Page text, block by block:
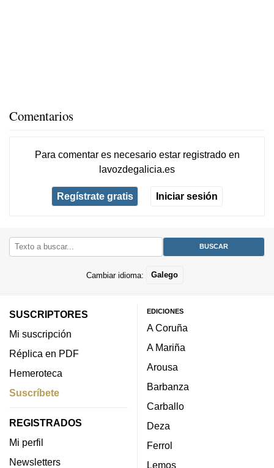
Comentarios
Para comentar es necesario estar registradoen
lavozdegalicia.es
Regístrate gratis Iniciar sesión
Cambiar idioma: Galego
SUSCRIPTORES
Mi suscripción
Réplica en PDF
Hemeroteca
Suscríbete
REGISTRADOS
Mi perfil
Newsletters
EDICIONES
A Coruña
A Mariña
Arousa
Barbanza
Carballo
Deza
Ferrol
Lemos